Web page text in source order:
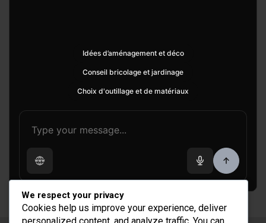
Idées d’aménagement et déco
Conseil bricolage et jardinage
Choix d'outillage et de matériaux
We respect your privacy
Cookies help us improve your experience, deliver
personalized content, and analyze traffic. You can